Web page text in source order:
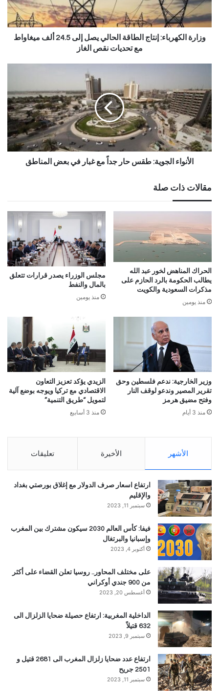
وزارة الكهرباء: إنتاج الطاقة الحالي يصل إلى 24.5 ألف ميغاواط
مع تحديات نقص الغاز
الأنواء الجوية: طقس حار جداً مع غبار في بعض المناطق
مقالات ذات صلة
الحراك المناهض لخور عبد الله
يطالب الحكومة بالرد الحازم على
مذكرات السعودية والكويت
منذ يومين
مجلس الوزراء يصدر قرارات تتعلق
بالمال والنفط
منذ يومين
وزير الخارجية: ندعم فلسطين وحق
تقرير المصير وندعو لوقف النار
وفتح مضيق هرمز
منذ 3 أيام
الزيدي يؤكد تعزيز التعاون
الاقتصادي مع تركيا ويوجه بوضع آلية
لتمويل “طريق التنمية”
منذ 3 أسابيع
الأشهر الأخيرة تعليقات
ارتفاع اسعار صرف الدولار مع إغلاق بورصتي بغداد
والإقليم
سبتمبر 11, 2023
فيفا: كأس العالم 2030 سيكون مشترك بين المغرب
وإسبانيا والبرتغال
أكتوبر 4, 2023
على مختلف المحاور.. روسيا تعلن القضاء على أكثر
من 900 جندي أوكراني
أغسطس 20, 2023
الداخلية المغربية: ارتفاع حصيلة ضحايا الزلزال الى
632 قتيلاً
سبتمبر 9, 2023
ارتفاع عدد ضحايا زلزال المغرب الى 2681 قتيل و
2501 جريح
سبتمبر 11, 2023